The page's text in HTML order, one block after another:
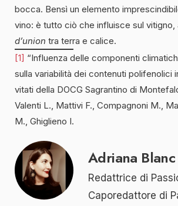
bocca. Bensì un elemento
vino: è tutto ciò che influisce sul vitigno,
d’union tra terra e calice.
[1] “Influenza delle componenti
sulla variabilità dei contenuti polifenolici
vitati della DOCG Sagrantino di
Valenti L., Mattivi F., Compagnoni M.,
M., Ghiglieno I.
Adriana Blanc
Redattrice di
Caporedattore di